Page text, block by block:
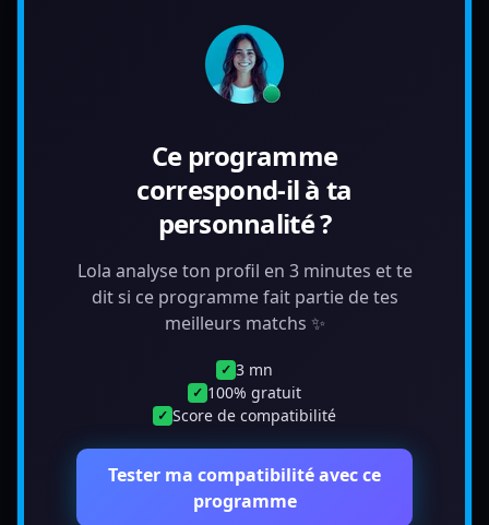
Ce programme
correspond-il à ta
personnalité ?
Lola analyse ton profil en 3 minutes et te
dit si ce programme fait partie de tes
meilleurs matchs ✨
✓ 3 mn
✓ 100% gratuit
✓ Score de compatibilité
Tester ma compatibilité avec ce
programme